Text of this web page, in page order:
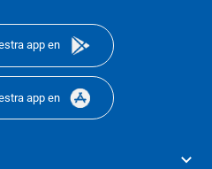
app en
app en